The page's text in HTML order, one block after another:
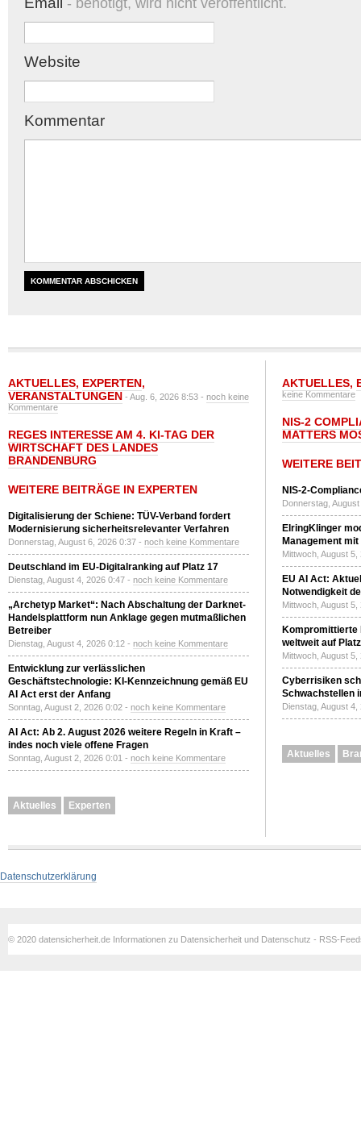
- benötigt, wird nicht veröffentlicht.
Website
Kommentar
AKTUELLES, EXPERTEN,
VERANSTALTUNGEN - Aug. 6, 2026 8:53 - noch keine
Kommentare
REGES INTERESSE AM 4. KI-TAG DER
WIRTSCHAFT DES LANDES
BRANDENBURG
WEITERE BEITRÄGE IN EXPERTEN
Digitalisierung der Schiene: TÜV-Verband fordert
Modernisierung sicherheitsrelevanter Verfahren
Donnerstag, August 6, 2026 0:37 - noch keine Kommentare
Deutschland im EU-Digitalranking auf Platz 17
Dienstag, August 4, 2026 0:47 - noch keine Kommentare
„Archetyp Market“: Nach Abschaltung der Darknet-
Handelsplattform nun Anklage gegen mutmaßlichen
Betreiber
Dienstag, August 4, 2026 0:12 - noch keine Kommentare
Entwicklung zur verlässlichen
Geschäftstechnologie: KI-Kennzeichnung gemäß EU
AI Act erst der Anfang
Sonntag, August 2, 2026 0:02 - noch keine Kommentare
AI Act: Ab 2. August 2026 weitere Regeln in Kraft –
indes noch viele offene Fragen
Sonntag, August 2, 2026 0:01 - noch keine Kommentare
Aktuelles Experten
AKTUELLES,
keine Kommentare
NIS-2
MATTERS
WEITERE
NIS-2-
Donnerstag,
ElringKlinger
Management
Mittwoch, August
EU AI Act:
Notwendigkeit
Mittwoch, August
Kompromittierte
weltweit auf
Mittwoch, August
Cyberrisiken
Schwachstellen
Dienstag, August
Aktuelles
Datenschutzerklärung
© 2020 datensicherheit.de Informationen zu Datensicherheit und Datenschutz - RSS-